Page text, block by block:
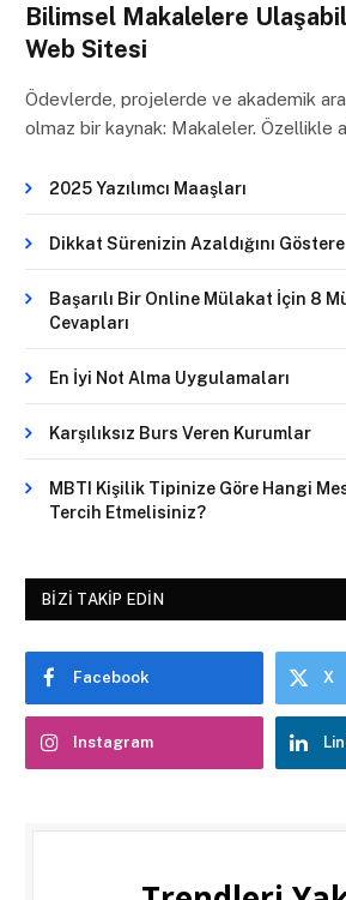
Bilimsel Makalelere
Web Sitesi
Ödevlerde, projelerde ve akademik
olmaz bir kaynak: Makaleler. Özellikle
2025 Yazılımcı Maaşları
Dikkat Sürenizin Azaldığını
Başarılı Bir Online Mülakat İçin 8
Cevapları
En İyi Not Alma Uygulamaları
Karşılıksız Burs Veren Kurumlar
MBTI Kişilik Tipinize Göre Hangi
Tercih Etmelisiniz?
BIZI TAKIP EDIN
Facebook X
Instagram